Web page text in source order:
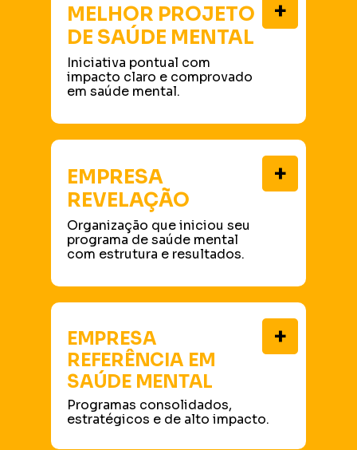
MELHOR PROJETO
DE SAÚDE MENTAL
Iniciativa pontual com
impacto claro e comprovado
em saúde mental.
+
EMPRESA
REVELAÇÃO
Organização que iniciou seu
programa de saúde mental
com estrutura e resultados.
+
EMPRESA
REFERÊNCIA EM
SAÚDE MENTAL
Programas consolidados,
estratégicos e de alto impacto.
+